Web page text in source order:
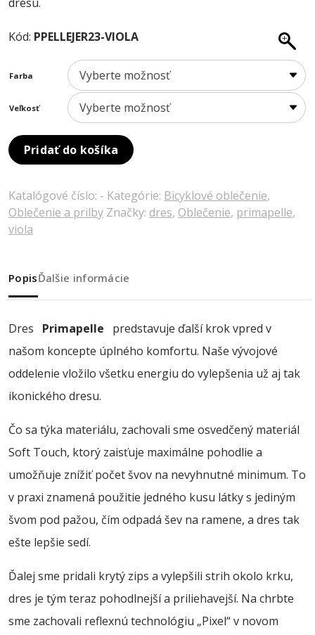
Kód: PPELLEJER23-VIOLA
Farba
Veľkosť
Pridať do košíka
Katalógové číslo: - Kategórie: Bicyklové oblečenie,
Oblečenie a prilby Značky: dres, Oblečenie, primapelle,
viola
PopisĎalšie informácie
Dres Primapelle predstavuje ďalší krok vpred v
našom koncepte úplného komfortu. Naše vývojové
oddelenie vložilo všetku energiu do vylepšenia už aj tak
ikonického dresu.
Čo sa týka materiálu, zachovali sme osvedčený materiál
Soft Touch, ktorý zaisťuje maximálne pohodlie a
umožňuje znížiť počet švov na nevyhnutné minimum. To
v praxi znamená použitie jedného kusu látky s jediným
švom pod pažou, čím odpadá šev na ramene, a dres tak
ešte lepšie sedí.
Ďalej sme pridali krytý zips a vylepšili strih okolo krku,
dres je tým teraz pohodlnejší a priliehavejší. Na chrbte
sme zachovali reflexnú technológiu „Pixel“ v novom